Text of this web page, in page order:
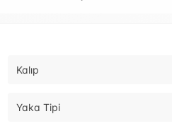
Kalıp
Yaka Tipi